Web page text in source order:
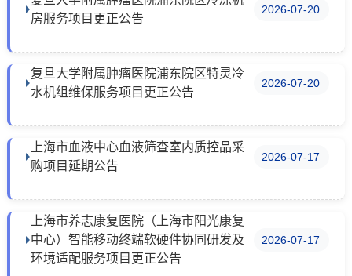
房服务项目更正公告
2026-07-20
复旦大学附属肿瘤医院浦东院区特灵冷
水机组维保服务项目更正公告
2026-07-20
上海市血液中心血液筛查室内质控品采
购项目延期公告
2026-07-17
上海市养志康复医院（上海市阳光康复
中心）智能移动终端软硬件协同研发及
环境适配服务项目更正公告
2026-07-17